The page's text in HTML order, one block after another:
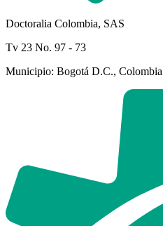
Doctoralia Colombia, SAS
Tv 23 No. 97 - 73
Municipio: Bogotá D.C., Colombia